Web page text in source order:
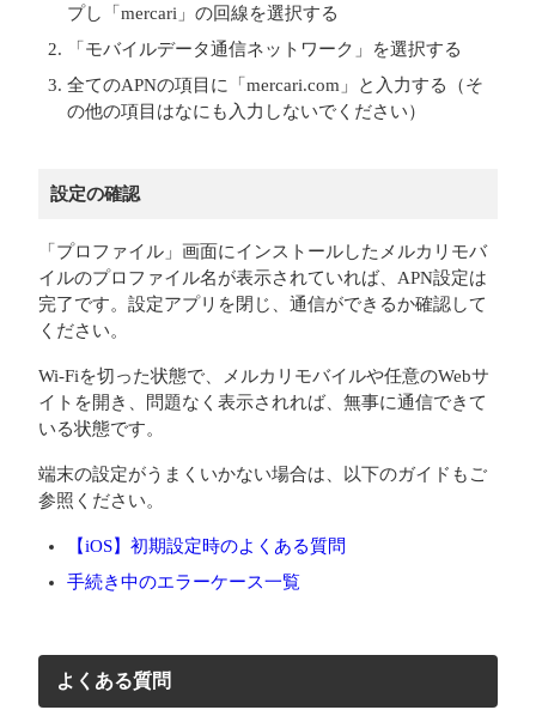
プし「mercari」の回線を選択する
「モバイルデータ通信ネットワーク」を選択する
全てのAPNの項目に「mercari.com」と入力する（そ
の他の項目はなにも入力しないでください）
設定の確認
「プロファイル」画面にインストールしたメルカリモバ
イルのプロファイル名が表示されていれば、APN設定は
完了です。設定アプリを閉じ、通信ができるか確認して
ください。
Wi-Fiを切った状態で、メルカリモバイルや任意のWebサ
イトを開き、問題なく表示されれば、無事に通信できて
いる状態です。
端末の設定がうまくいかない場合は、以下のガイドもご
参照ください。
【iOS】初期設定時のよくある質問
手続き中のエラーケース一覧
よくある質問